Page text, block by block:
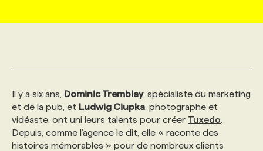
AFFAIRES DE L'INDUSTRIE
INITIATIVES NUMÉRIQUES
PRIX ET DISTINCTIONS
WEB & MÉDIAS SOCIAUX
MARKETING DURABLE
GEO/SEO
INFOLETTRE PUBLICITÉ
ANNONCEZ AVEC NOUS
CONSULTER LA CVTHÈQUE
PROFIL ENTREPRISE
FAQ
VOIR LES OFFRES
PROFIL CANDIDAT
FAQ
ANNONCEZ AVEC NOUS
NOS FORMATIONS EN LIGNE
NOS PARCOURS DE FORMATIONS
FORMATIONS PERSONNALISÉES
CHASSE DE TÊTE
SERVICE DE CHASSE DE TÊTE
NOS TARIFS
Il y a six ans, Dominic Tremblay, spécialiste du marketing
et de la pub, et Ludwig Ciupka , photographe et
vidéaste, ont uni leurs talents pour créer Tuxedo
Depuis, comme l’agence le dit, elle « raconte des
histoires mémorables » pour de nombreux clients